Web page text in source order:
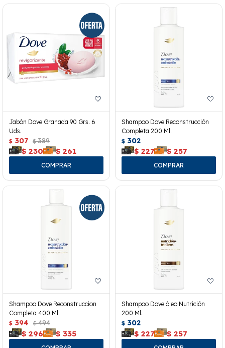
Jabón Dove Granada 90 Grs. 6
Uds.
$ 307 $ 389
$ 230 $ 261
Shampoo Dove Reconstrucción
Completa 200 Ml.
$ 302
$ 227 $ 257
Shampoo Dove Reconstruccion
Completa 400 Ml.
$ 394 $ 494
$ 296 $ 335
Shampoo Dove óleo Nutrición
200 Ml.
$ 302
$ 227 $ 257